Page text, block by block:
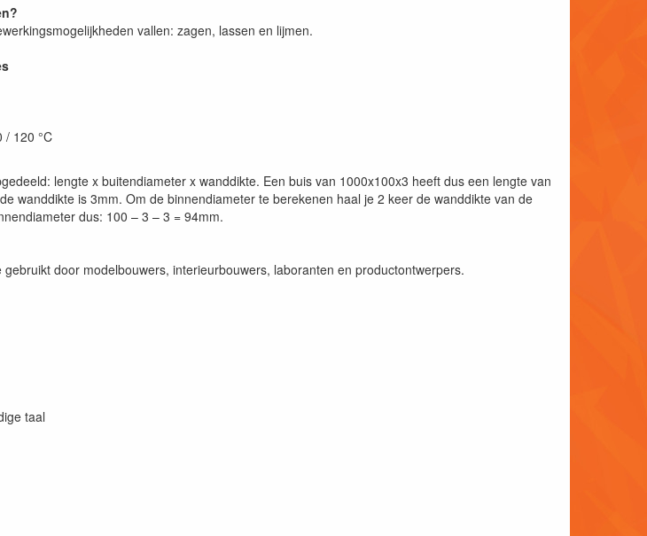
vallen: zagen, lassen en lijmen.
/ 120 °C
lengte x buitendiameter x wanddikte. Een buis van 1000x100x3 heeft dus een lengte van
wanddikte is 3mm. Om de binnendiameter te berekenen haal je 2 keer de wanddikte van de
dus: 100 – 3 – 3 = 94mm.
door modelbouwers, interieurbouwers, laboranten en productontwerpers.
taal